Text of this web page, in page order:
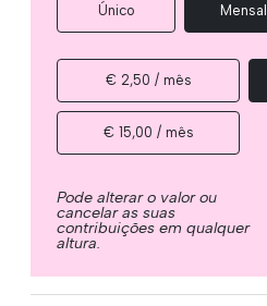
Único Mensal
€ 2,50 / mês
€ 15,00 / mês
Pode alterar o valor ou
cancelar as suas
contribuições em qualquer
altura.